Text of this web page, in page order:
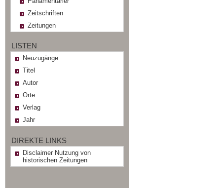
Zeitschriften
Zeitungen
LISTEN
Neuzugänge
Titel
Autor
Orte
Verlag
Jahr
DIREKTE LINKS
Disclaimer Nutzung von
historischen Zeitungen